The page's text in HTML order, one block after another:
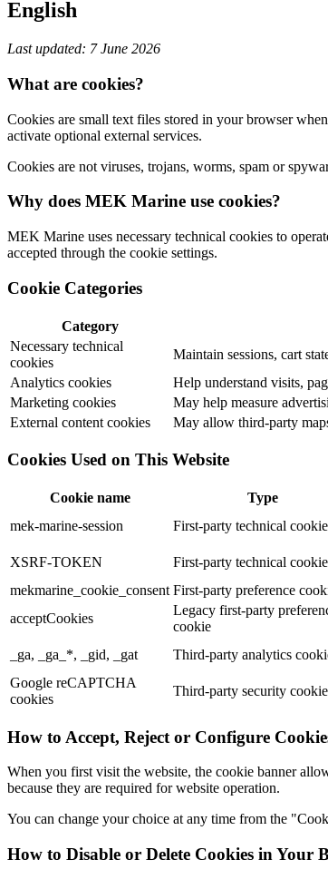
English
Last updated: 7 June 2026
What are cookies?
Cookies are small text files stored in your browser
activate optional external services.
Cookies are not viruses, trojans, worms, spam or
Why does MEK Marine use cookies?
MEK Marine uses necessary technical cookies to
accepted through the cookie settings.
Cookie Categories
Category
Necessary technical
cookies
Maintain sessions, cart
Analytics cookies
Help understand visits,
Marketing cookies
May help measure
External content cookies
May allow third-party
Cookies Used on This Website
Cookie name Type
mek-marine-session
First-party technical cookie
XSRF-TOKEN
First-party technical cookie
mekmarine_cookie_consent First-party preference
acceptCookies
Legacy first-party
cookie
_ga, _ga_*, _gid, _gat Third-party analytics
Google reCAPTCHA
cookies
Third-party security
How to Accept, Reject or Configure
When you first visit the website, the cookie banner
because they are required for website operation.
You can change your choice at any time from the
How to Disable or Delete Cookies in Your